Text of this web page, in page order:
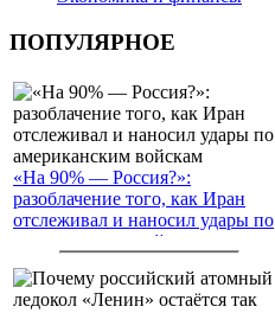
ПОПУЛЯРНОЕ
«На 90% — Россия?»:
разоблачение того, как Иран
отслеживал и наносил удары по
американским войскам